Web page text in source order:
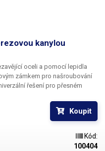
kanylou
oceli a pomocí lepidla
zámkem pro našroubování
řešení pro přesném
vybavena dvojitým závitem a
rychlému uchycení
Koupit
Kód:
100404